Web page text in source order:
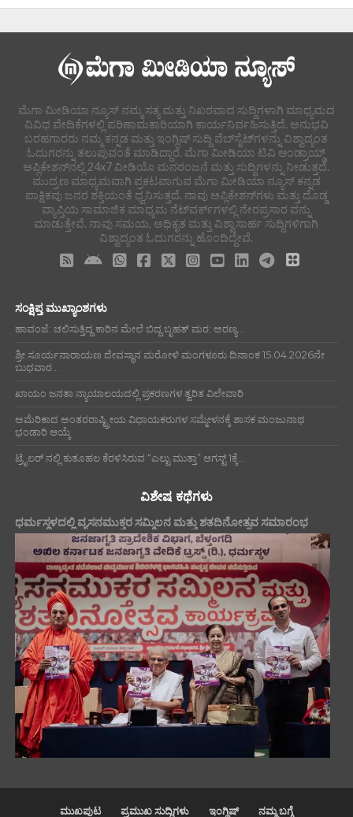
ಮೆಗಾ ಮೀಡಿಯಾ ನ್ಯೂಸ್ ನಮ್ಮ ಸತ್ಯ ಮತ್ತು ನಿಖರವಾದ ಸುದ್ದಿಗಳಾಗಿ ಮಾಧ್ಯಮದ
ವಿವಿಧ ವೇದಿಕೆಗಳಲ್ಲಿ ಪರಿಣಾಮಕಾರಿಯಾಗಿ ಕಾರ್ಯನಿರ್ವಹಿಸುತ್ತಿದೆ. ಅನುಭವಿ
ಬರಹಗಾರರು ನಮ್ಮ ಕನ್ನಡ ಮತ್ತು ಇಂಗ್ಲಿಷ್ ಸುದ್ದಿ ವೆಬ್‌ಸೈಟ್‌ಗಳನ್ನು ವಿಶ್ವಾದ್ಯಂತ
ಓದುಗರನ್ನು ತಲುಪುವಂತೆ ಮಾಡಿದ್ದಾರೆ. ಮೆಗಾ ಮೀಡಿಯಾ ಟಿವಿ ಆಂಡ್ರಾಯ್ಡ್
ಅಪ್ಲಿಕೇಶನ್‌ನಲ್ಲಿ 24x7 ವೀಡಿಯೊ ಮನರಂಜನೆ ಮತ್ತು ಸುದ್ದಿಗಳನ್ನು ನೀಡುತ್ತದೆ.
ಮುದ್ರಣ ಮಾಧ್ಯಮವಾಗಿ ಪ್ರಕಟವಾಗುವ ಮೆಗಾ ಮೀಡಿಯಾ ನ್ಯೂಸ್ ಕನ್ನಡ
ಪಾಕ್ಷಿಕವು ಜನರ ಶಕ್ತಿಯಂತೆ ಧ್ವನಿಸುತ್ತದೆ. ನಾವು ಅಪ್ಲಿಕೇಶನ್‌ಗಳು ಮತ್ತು ದೊಡ್ಡ
ವ್ಯಾಪ್ತಿಯ ಸಾಮಾಜಿಕ ಮಾಧ್ಯಮ ನೆಟ್‌ವರ್ಕ್‌ಗಳಲ್ಲಿ ನೇರಪ್ರಸಾರ ವನ್ನು
ಮಾಡುತ್ತೇವೆ. ನಾವು ಸಮಯ, ಅಧಿಕೃತ ಮತ್ತು ವಿಶ್ವಾಸಾರ್ಹ ಸುದ್ದಿಗಳಿಗಾಗಿ
ವಿಶ್ವಾದ್ಯಂತ ಓದುಗರನ್ನು ಹೊಂದಿದ್ದೇವೆ.
ಸಂಕ್ಷಿಪ್ತ ಮುಖ್ಯಾಂಶಗಳು
ಹಾವಂಜೆ: ಚಲಿಸುತ್ತಿದ್ದ ಕಾರಿನ ಮೇಲೆ ಬಿದ್ದ ಬೃಹತ್ ಮರ; ಅರಣ್ಯ...
ಶ್ರೀ ಸೂರ್ಯನಾರಾಯಣ ದೇವಸ್ಥಾನ ಮರೋಳಿ ಮಂಗಳೂರು ದಿನಾಂಕ 15.04.2026ನೇ
ಬುಧವಾರ...
ಖಾಯಂ ಜನತಾ ನ್ಯಾಯಾಲಯದಲ್ಲಿ ಪ್ರಕರಣಗಳ ತ್ವರಿತ ವಿಲೇವಾರಿ
ಅಮೆರಿಕಾದ ಅಂತರರಾಷ್ಟ್ರೀಯ ವಿಧಾಯಕರುಗಳ ಸಮ್ಮೇಳನಕ್ಕೆ ಶಾಸಕ ಮಂಜುನಾಥ
ಭಂಡಾರಿ ಆಯ್ಕೆ
ಟ್ರೈಲರ್ ನಲ್ಲಿ ಕುತೂಹಲ ಕೆರಳಿಸಿರುವ “ಎಲ್ಟು ಮುತ್ತಾ” ಆಗಸ್ಟ್ 1ಕ್ಕೆ...
ವಿಶೇಷ ಕಥೆಗಳು
ಧರ್ಮಸ್ಥಳದಲ್ಲಿ ವ್ಯಸನಮುಕ್ತರ ಸಮ್ಮಿಲನ ಮತ್ತು ಶತದಿನೋತ್ಸವ ಸಮಾರಂಭ
ಮುಖಪುಟ ಪ್ರಮುಖ ಸುದ್ದಿಗಳು ಇಂಗ್ಲಿಷ್ ನಮ್ಮ ಬಗ್ಗೆ